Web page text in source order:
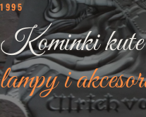
1995
Kominki kute
lampy i